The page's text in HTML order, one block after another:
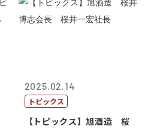
2025.02.14
トピックス
【トピックス】旭酒造 桜